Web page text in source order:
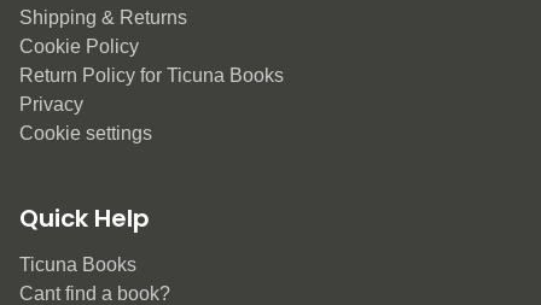
Shipping & Returns
Cookie Policy
Return Policy for Ticuna Books
Privacy
Cookie settings
Quick Help
Ticuna Books
Cant find a book?